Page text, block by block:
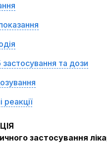
застосування та дози
реакції
застосування